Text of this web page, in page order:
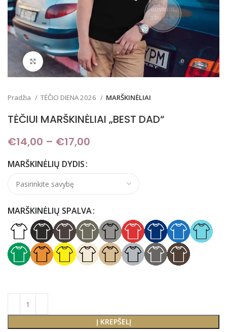
Padidinti
Pradžia TĖČIO DIENA 2026 MARŠKINĖLIAI
TĖČIUI MARŠKINĖLIAI „BEST DAD“
€14,00 – €17,00
MARŠKINĖLIŲ DYDIS
MARŠKINĖLIŲ SPALVA
Į KREPŠELĮ